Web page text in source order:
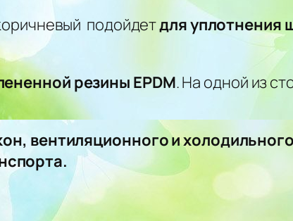
подойдетдля уплотнения
резины EPDM. На одной из
вентиляционного и